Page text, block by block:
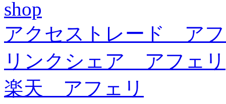
shop
アクセストレード ア
リンクシェア アフェリ
楽天 アフェリ